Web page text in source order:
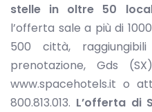
stelle in oltre 50
l’offerta sale a più di
500 città,
prenotazione, Gds
www.spacehotels.it o
800.813.013. L’offerta di